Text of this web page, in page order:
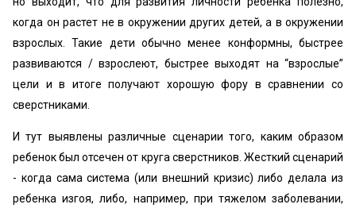
когда он растет не в окружении других детей, а в окружении
взрослых. Такие дети обычно менее конформны, быстрее
развиваются / взрослеют, быстрее выходят на “взрослые”
цели и в итоге получают хорошую фору в сравнении со
сверстниками.
И тут выявлены различные сценарии того, каким образом
ребенок был отсечен от круга сверстников. Жесткий сценарий
- когда сама система (или внешний кризис) либо делала из
ребенка изгоя, либо, например, при тяжелом заболевании,